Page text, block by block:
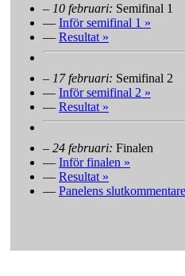
– 10 februari: Semifinal 1
— Inför semifinal 1 »
— Resultat »
– 17 februari: Semifinal 2
— Inför semifinal 2 »
— Resultat »
– 24 februari: Finalen
— Inför finalen »
— Resultat »
— Panelens